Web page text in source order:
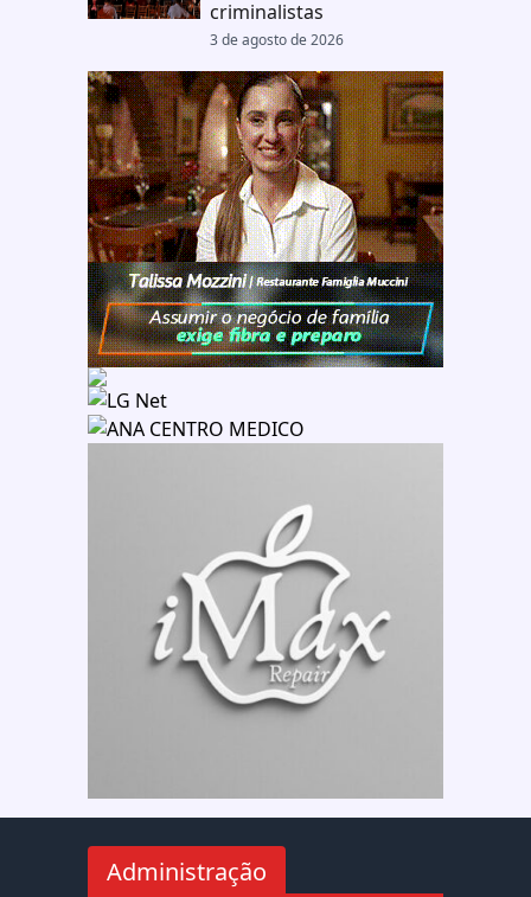
criminalistas
3 de agosto de 2026
Administração